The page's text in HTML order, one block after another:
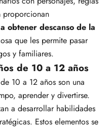
proporcionan
obtener descanso de la
que les permite pasar
y familiares.
de 10 a 12 años
10 a 12 años son una
aprender y divertirse.
a desarrollar habilidades
Estos elementos se